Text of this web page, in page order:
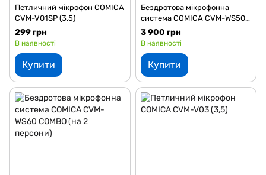
Петличний мікрофон COMICA
CVM-V01SP (3,5)
299 грн
В наявності
Купити
Бездротова мікрофонна
система COMICA CVM-WS50A
(на 1 персону) (3.5 мм)
3 900 грн
В наявності
Купити